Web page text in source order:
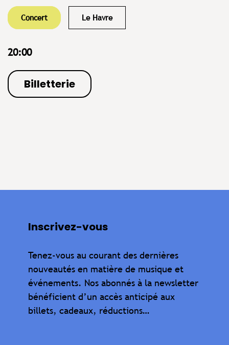
Concert Le Havre
20:00
Billetterie
Inscrivez-vous
Tenez-vous au courant des dernières
nouveautés en matière de musique et
événements. Nos abonnés à la newsletter
bénéficient d’un accès anticipé aux
billets, cadeaux, réductions…